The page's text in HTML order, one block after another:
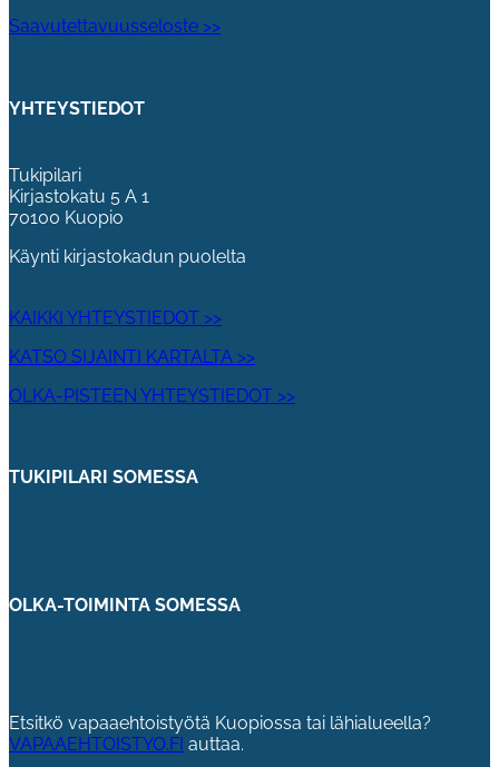
Saavutettavuusseloste >>
YHTEYSTIEDOT
Tukipilari
Kirjastokatu 5 A 1
70100 Kuopio
Käynti kirjastokadun puolelta
KAIKKI YHTEYSTIEDOT >>
KATSO SIJAINTI KARTALTA >>
OLKA-PISTEEN YHTEYSTIEDOT >>
TUKIPILARI SOMESSA
OLKA-TOIMINTA SOMESSA
Etsitkö vapaaehtoistyötä Kuopiossa tai lähialueella?
VAPAAEHTOISTYO.FI auttaa.